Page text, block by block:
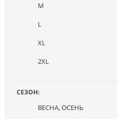
M
L
XL
2XL
СЕЗОН:
ВЕСНА, ОСЕНЬ